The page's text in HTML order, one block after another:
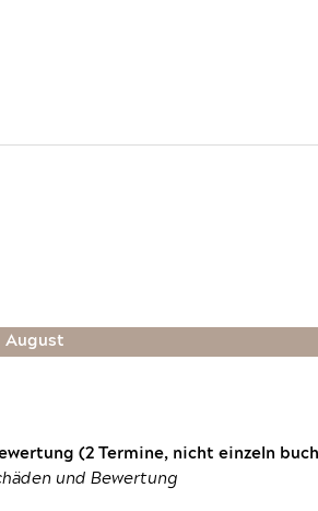
August
(2 Termine, nicht einzeln
und Bewertung